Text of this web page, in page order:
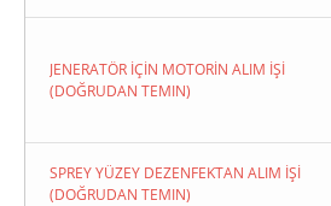
JENERATÖR İÇİN MOTORİN ALIM İŞİ
(DOĞRUDAN TEMIN)
SPREY YÜZEY DEZENFEKTAN ALIM İŞİ
(DOĞRUDAN TEMIN)